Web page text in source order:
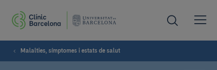
Malalties, símptomes i estats de salut